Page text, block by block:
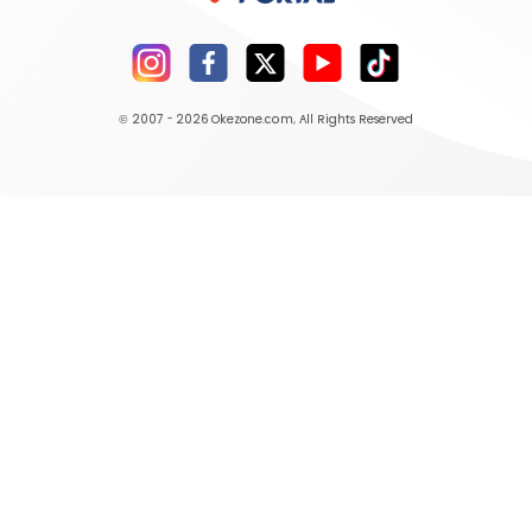
© 2007 - 2026 Okezone.com, All Rights Reserved